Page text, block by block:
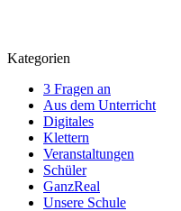
Kategorien
3 Fragen an
Aus dem Unterricht
Digitales
Klettern
Veranstaltungen
Schüler
GanzReal
Unsere Schule